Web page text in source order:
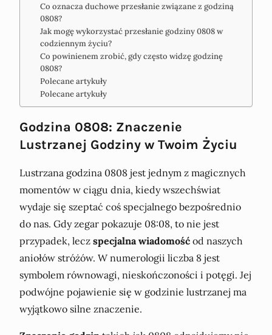
Co oznacza duchowe przesłanie związane z godziną
0808?
Jak mogę wykorzystać przesłanie godziny 0808 w
codziennym życiu?
Co powinienem zrobić, gdy często widzę godzinę
0808?
Polecane artykuły
Polecane artykuły
Godzina 0808: Znaczenie
Lustrzanej Godziny w Twoim Życiu
Lustrzana godzina 0808 jest jednym z magicznych
momentów w ciągu dnia, kiedy wszechświat
wydaje się szeptać coś specjalnego bezpośrednio
do nas. Gdy zegar pokazuje 08:08, to nie jest
przypadek, lecz specjalna wiadomość od naszych
aniołów stróżów. W numerologii liczba 8 jest
symbolem równowagi, nieskończoności i potęgi. Jej
podwójne pojawienie się w godzinie lustrzanej ma
wyjątkowo silne znaczenie.